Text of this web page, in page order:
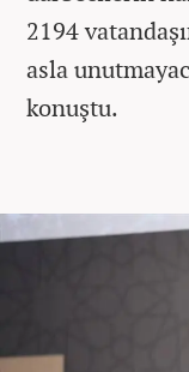
2194
asla
konuştu.